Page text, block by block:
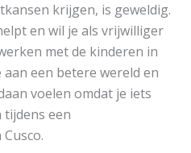
krijgen, is geweldig.
en wil je als vrijwilliger
met de kinderen in
aan een betere wereld en
voelen omdat je iets
een